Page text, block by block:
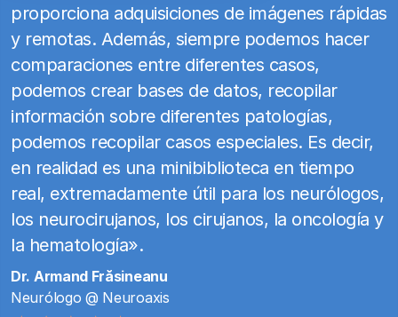
proporciona adquisiciones de imágenes rápidas
y remotas. Además, siempre podemos hacer
comparaciones entre diferentes casos,
podemos crear bases de datos, recopilar
información sobre diferentes patologías,
podemos recopilar casos especiales. Es decir,
en realidad es una minibiblioteca en tiempo
real, extremadamente útil para los neurólogos,
los neurocirujanos, los cirujanos, la oncología y
la hematología».
Dr. Armand Frăsineanu
Neurólogo @ Neuroaxis